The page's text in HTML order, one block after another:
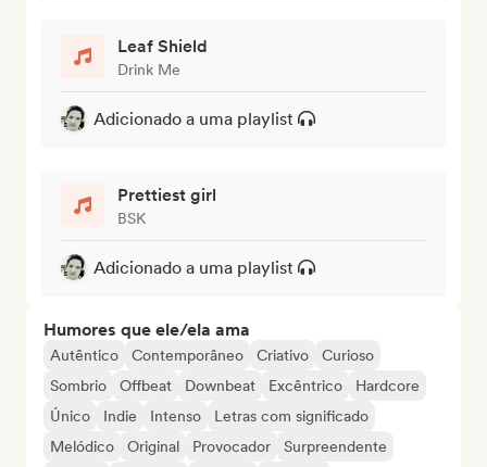
Leaf Shield
Drink Me
Adicionado a uma playlist
Prettiest girl
BSK
Adicionado a uma playlist
Humores que ele/ela ama
Autêntico Contemporâneo Criativo
Curioso
Sombrio
Offbeat Downbeat Excêntrico
Hardcore
Único
Indie Intenso
Letras com significado
Melódico
Original Provocador
Surpreendente